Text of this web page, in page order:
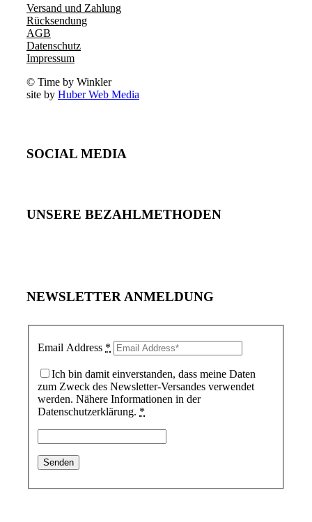
Versand und Zahlung
Rücksendung
AGB
Datenschutz
Impressum
© Time by Winkler
site by Huber Web Media
SOCIAL MEDIA
UNSERE BEZAHLMETHODEN
NEWSLETTER ANMELDUNG
Email Address *
Ich bin damit einverstanden, dass meine Daten
zum Zweck des Newsletter-Versandes verwendet
werden. Nähere Informationen in der
Datenschutzerklärung. *